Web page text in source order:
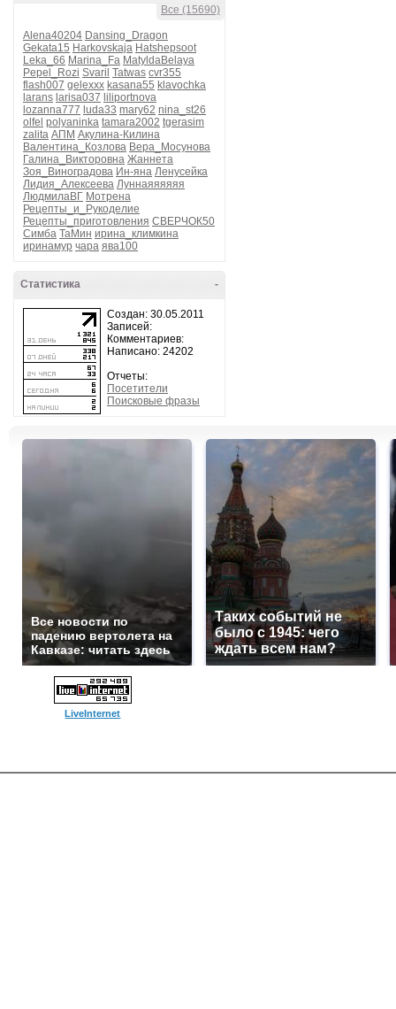
Все (15690)
Alena40204 Dansing_Dragon
Gekata15 Harkovskaja Hatshepsoot
Leka_66 Marina_Fa MatyldaBelaya
Pepel_Rozi Svaril Tatwas cvr355
flash007 gelexxx kasana55 klavochka
larans larisa037 liliportnova
lozanna777 luda33 mary62 nina_st26
olfel polyaninka tamara2002 tgerasim
zalita АПМ Акулина-Килина
Валентина_Козлова Вера_Мосунова
Галина_Викторовна Жаннета
Зоя_Виноградова Ин-яна Ленусейка
Лидия_Алексеева Луннаяяяяяя
ЛюдмилаВГ Мотрена
Рецепты_и_Рукоделие
Рецепты_приготовления СВЕРЧОК50
Симба ТаМин ирина_климкина
иринамур чара ява100
-
Статистика
Создан: 30.05.2011
Записей:
Комментариев:
Написано: 24202
Отчеты:
Посетители
Поисковые фразы
Все новости по
падению вертолета на
Кавказе: читать здесь
Таких событий не
было с 1945: чего
ждать всем нам?
LiveInternet